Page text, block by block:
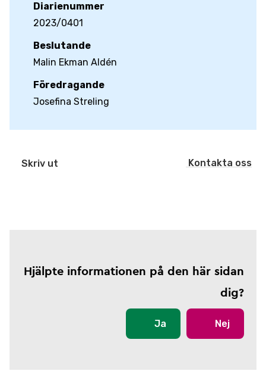
Diarienummer
2023/0401
Beslutande
Malin Ekman Aldén
Föredragande
Josefina Streling
Skriv ut Kontakta oss
Hjälpte informationen på den här sidan
dig?
Ja Nej